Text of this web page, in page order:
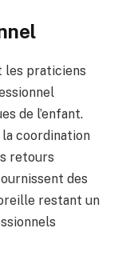
les praticiens
de l’enfant.
coordination
retours
des
restant un